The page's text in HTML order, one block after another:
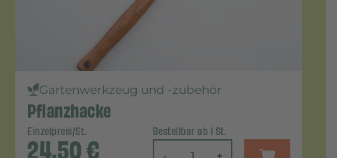
Gartenwerkzeug und -zubehör
Pflanzhacke
Einzelpreis/St. Bestellbar ab 1 St.